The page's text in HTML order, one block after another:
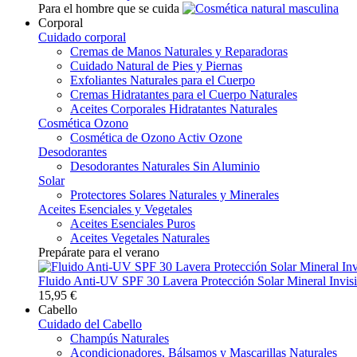
Para el hombre que se cuida
Corporal
Cuidado corporal
Cremas de Manos Naturales y Reparadoras
Cuidado Natural de Pies y Piernas
Exfoliantes Naturales para el Cuerpo
Cremas Hidratantes para el Cuerpo Naturales
Aceites Corporales Hidratantes Naturales
Cosmética Ozono
Cosmética de Ozono Activ Ozone
Desodorantes
Desodorantes Naturales Sin Aluminio
Solar
Protectores Solares Naturales y Minerales
Aceites Esenciales y Vegetales
Aceites Esenciales Puros
Aceites Vegetales Naturales
Prepárate para el verano
Fluido Anti-UV SPF 30 Lavera Protección Solar Mineral
15,95 €
Cabello
Cuidado del Cabello
Champús Naturales
Acondicionadores, Bálsamos y Mascarillas Naturales